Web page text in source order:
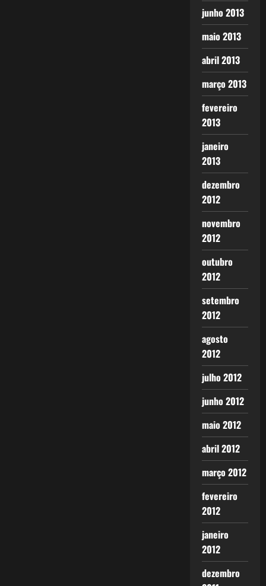
junho 2013
maio 2013
abril 2013
março 2013
fevereiro
2013
janeiro
2013
dezembro
2012
novembro
2012
outubro
2012
setembro
2012
agosto
2012
julho 2012
junho 2012
maio 2012
abril 2012
março 2012
fevereiro
2012
janeiro
2012
dezembro